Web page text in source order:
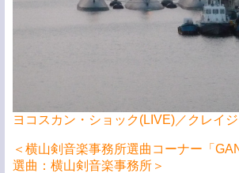
ヨコスカン・ショック(LIVE)／クレイ
＜横山剣音楽事務所選曲コーナー「
選曲：横山剣音楽事務所＞